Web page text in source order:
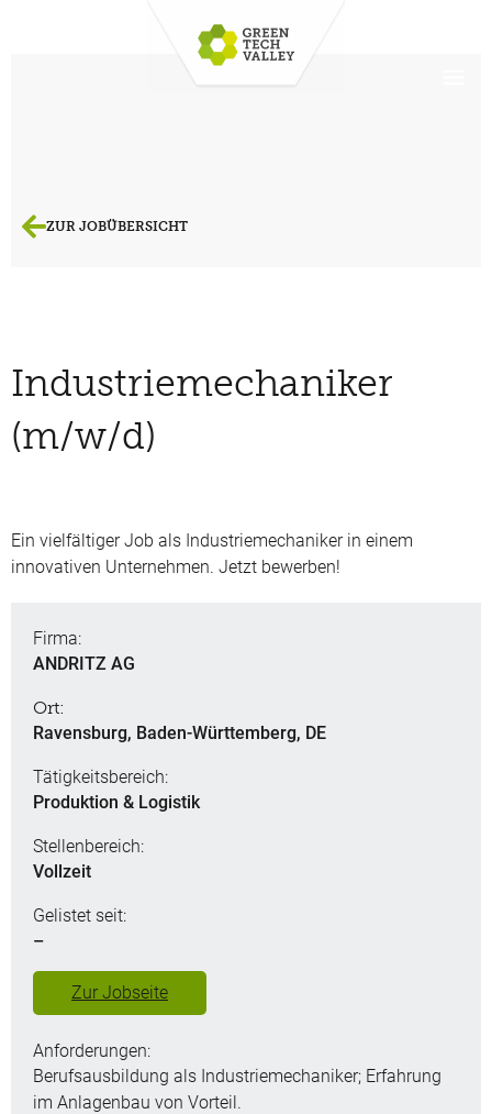
ZUR JOBÜBERSICHT
Industriemechaniker
(m/w/d)
Ein vielfältiger Job als Industriemechaniker in einem
innovativen Unternehmen. Jetzt bewerben!
Firma:
ANDRITZ AG
Ort:
Ravensburg, Baden-Württemberg, DE
Tätigkeitsbereich:
Produktion & Logistik
Stellenbereich:
Vollzeit
Gelistet seit:
–
Zur Jobseite
Anforderungen:
Berufsausbildung als Industriemechaniker; Erfahrung
im Anlagenbau von Vorteil.